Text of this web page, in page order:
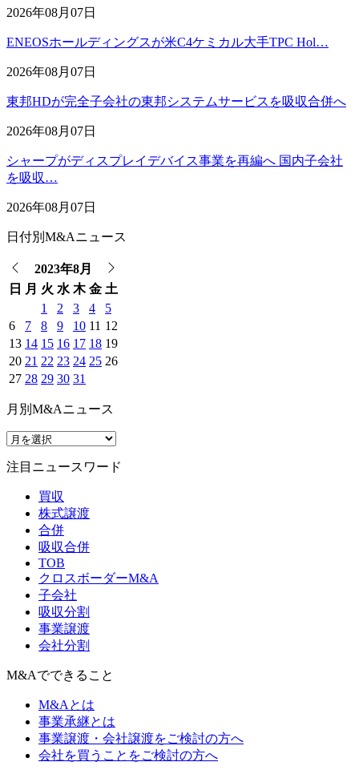
2026年08月07日
ENEOSホールディングスが米C4ケミカル大手TPC Hol…
2026年08月07日
東邦HDが完全子会社の東邦システムサービスを吸収合併へ
2026年08月07日
シャープがディスプレイデバイス事業を再編へ 国内子会社
を吸収…
2026年08月07日
日付別M&Aニュース
2023年8月
日
月 火 水 木 金 土
1
2 3 4
5
6
7 8 9 10 11 12
13 14 15 16 17 18 19
20 21 22 23 24 25 26
27 28 29 30 31
月別M&Aニュース
注目ニュースワード
買収
株式譲渡
合併
吸収合併
TOB
クロスボーダーM&A
子会社
吸収分割
事業譲渡
会社分割
M&Aでできること
M&Aとは
事業承継とは
事業譲渡・会社譲渡をご検討の方へ
会社を買うことをご検討の方へ